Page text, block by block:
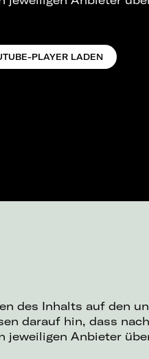
PLAYER LADEN
des Inhalts auf den
darauf hin, dass
jeweiligen Anbieter